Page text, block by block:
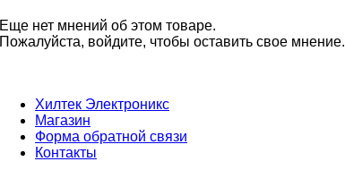
Еще нет мнений об этом товаре.
Пожалуйста, войдите, чтобы оставить свое мнение.
Хилтек Электроникс
Магазин
Форма обратной связи
Контакты